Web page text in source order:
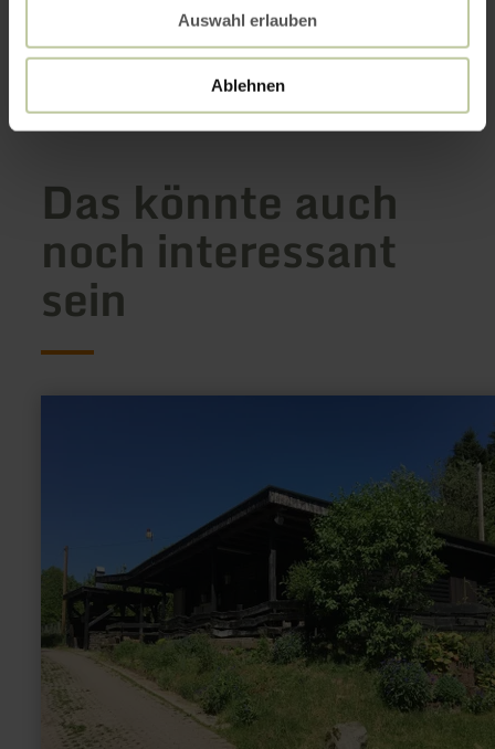
Auswahl erlauben
Ablehnen
Anreise planen
Das könnte auch
noch interessant
sein